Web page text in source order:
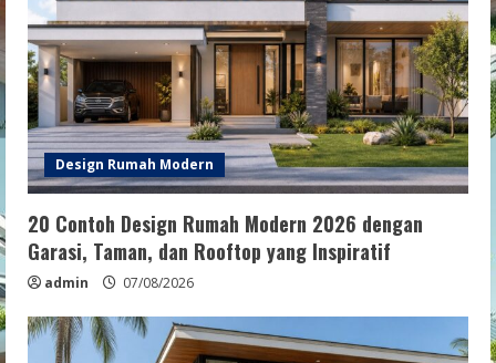
Design Rumah Modern
20 Contoh Design Rumah Modern 2026 dengan
Garasi, Taman, dan Rooftop yang Inspiratif
admin 07/08/2026